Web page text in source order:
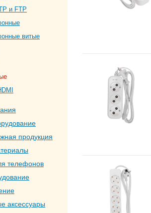
и FTP
витые
продукция
телефонов
аксессуары